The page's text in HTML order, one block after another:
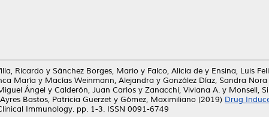
Ricardo y Sánchez Borges, Mario y Falco, Alicia de y Ensina, Luis
María y Macías Weinmann, Alejandra y González Díaz, Sandra Nora
Ángel y Calderón, Juan Carlos y Zanacchi, Viviana A. y Monsell,
Ayres Bastos, Patricia Guerzet y Gómez, Maximiliano (2019) Drug
Immunology. pp. 1-3. ISSN 0091-6749